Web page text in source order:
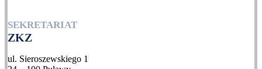
SEKRETARIAT
ZKZ
ul. Sieroszewskiego 1